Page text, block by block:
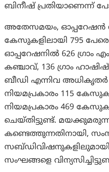
ബിനീഷ് പ്രതിയാണെന്ന്
അതേസമയം, ഓപ്പറേഷൻ
കേസുകളിലായി 795
ഓപ്പറേഷനിൽ 626 ഗ്രാം
കഞ്ചാവ്, 136 ഗ്രാം
ബീഡി എന്നിവ അധികൃതർ
നിയമപ്രകാരം 115
നിയമപ്രകാരം 469
ചെയ്തിട്ടുണ്ട്.
കണ്ടെത്തുന്നതിനായി,
സബ്ഡിവിഷനുകളിലുമായി
സംഘങ്ങളെ